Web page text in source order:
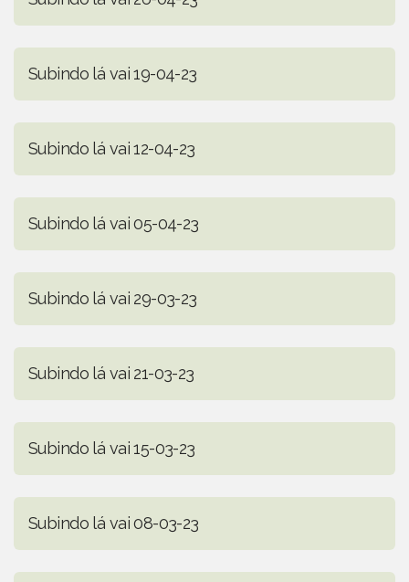
Subindo lá vai 19-04-23
Subindo lá vai 12-04-23
Subindo lá vai 05-04-23
Subindo lá vai 29-03-23
Subindo lá vai 21-03-23
Subindo lá vai 15-03-23
Subindo lá vai 08-03-23